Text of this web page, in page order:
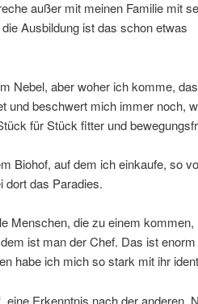
außer mit meinen Familie mit
Ausbildung ist das schon etwas
Nebel, aber woher ich komme,
und beschwert mich immer noch,
für Stück fitter und
Biohof, auf dem ich einkaufe, so
dort das Paradies.
Menschen, die zu einem kommen,
ist man der Chef. Das ist
habe ich mich so stark mit ihr
eine Erkenntnis nach der anderen.